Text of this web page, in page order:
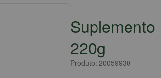
Suplemento
220g
Produto: 20059930